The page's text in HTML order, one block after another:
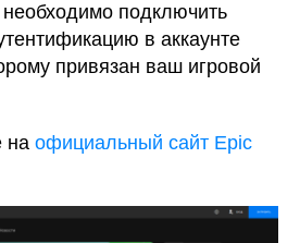
подключить
в аккаунте
привязан ваш игровой
на официальный сайт Epic